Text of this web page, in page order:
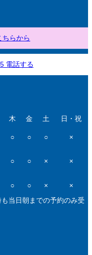
ちらから
電話する
木 金 土 日・祝
○ ○ ○ ×
○ ○ × ×
○ ○ ×
×
当日朝までの予約のみ受